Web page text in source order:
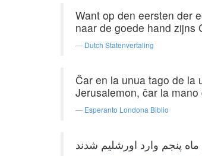
Want op den eersten der
naar de goede hand zijns
Dutch Statenvertaling
Ĉar en la unua tago de la
Jerusalemon, ĉar la
Esperanto Londona Biblio